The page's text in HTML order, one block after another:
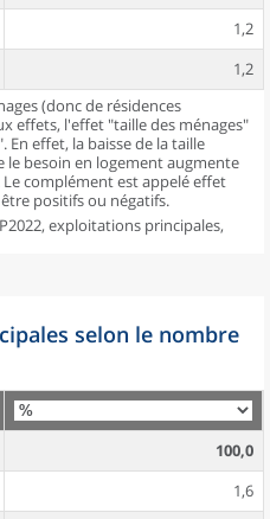
1,2
1,2
(donc de résidences
effets, l'effet "taille des ménages"
effet, la baisse de la taille
le besoin en logement augmente
complément est appelé effet
positifs ou négatifs.
exploitations principales,
selon le nombre
100,0
1,6